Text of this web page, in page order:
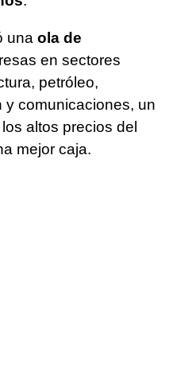
una ola de
en sectores
petróleo,
y comunicaciones, un
altos precios del
mejor caja.